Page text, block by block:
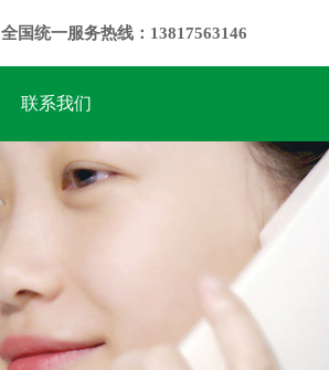
全国统一服务热线：13817563146
联系我们